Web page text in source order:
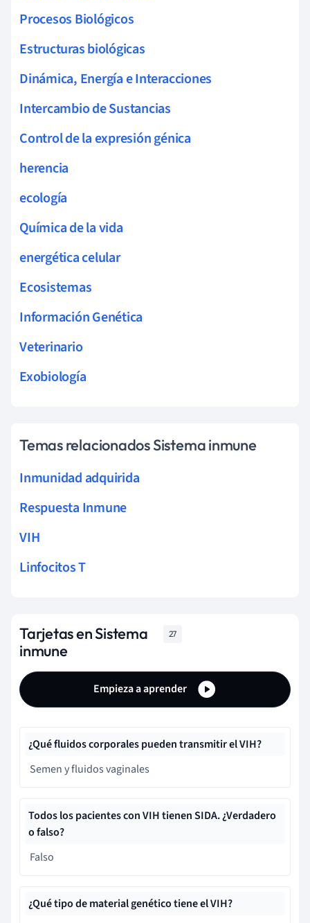
Procesos Biológicos
Estructuras biológicas
Dinámica, Energía e Interacciones
Intercambio de Sustancias
Control de la expresión génica
herencia
ecología
Química de la vida
energética celular
Ecosistemas
Información Genética
Veterinario
Exobiología
Temas relacionados Sistema inmune
Inmunidad adquirida
Respuesta Inmune
VIH
Linfocitos T
Tarjetas en Sistema
inmune
27
Empieza a aprender
¿Qué fluidos corporales pueden transmitir el VIH?
Semen y fluidos vaginales
Todos los pacientes con VIH tienen SIDA. ¿Verdadero
o falso?
Falso
¿Qué tipo de material genético tiene el VIH?